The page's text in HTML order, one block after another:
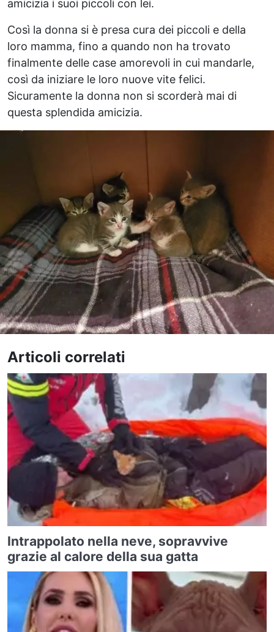
amicizia i suoi piccoli con lei.
Così la donna si è presa cura dei piccoli e della
loro mamma, fino a quando non ha trovato
finalmente delle case amorevoli in cui mandarle,
così da iniziare le loro nuove vite felici.
Sicuramente la donna non si scorderà mai di
questa splendida amicizia.
Articoli correlati
Intrappolato nella neve, sopravvive
grazie al calore della sua gatta